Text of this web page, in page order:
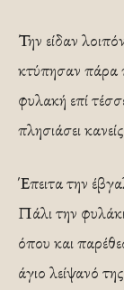
Την είδαν
κτύπησαν πάρα
φυλακή επί
πλησιάσει
Έπειτα την
Πάλι την
όπου και
άγιο λείψανό